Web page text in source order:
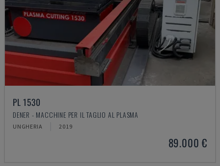
PL 1530
DENER - MACCHINE PER IL TAGLIO AL PLASMA
UNGHERIA 2019
89.000 €